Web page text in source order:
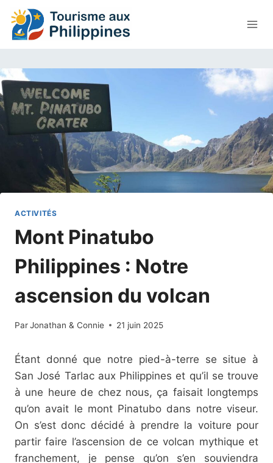
Aller
au
contenu
ACTIVITÉS
Mont Pinatubo
Philippines : Notre
ascension du volcan
ParJonathan & Connie 21 juin 2025
Étant donné que notre pied-à-terre se situe à
San José Tarlac aux Philippines et qu’il se trouve
à une heure de chez nous, ça faisait longtemps
qu’on avait le mont Pinatubo dans notre viseur.
On s’est donc décidé à prendre la voiture pour
partir faire l’ascension de ce volcan mythique et
franchement, je pense qu’on s’en souviendra